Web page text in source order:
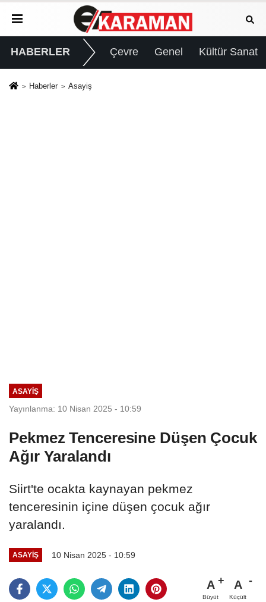
HABERLER Çevre Genel Kültür Sanat
Haberler Asayiş
ASAYIŞ
Yayınlanma: 10 Nisan 2025 - 10:59
Pekmez Tenceresine Düşen Çocuk
Ağır Yaralandı
Siirt'te ocakta kaynayan pekmez
tenceresinin içine düşen çocuk ağır
yaralandı.
ASAYIŞ 10 Nisan 2025 - 10:59
A
Büyüt
A
Küçült